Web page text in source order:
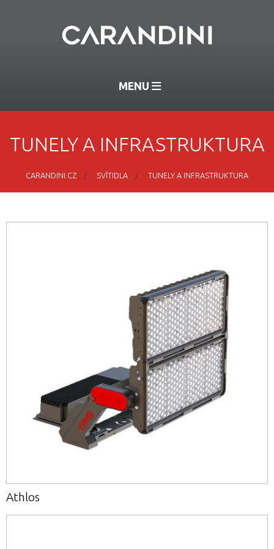
MENU
TUNELY A INFRASTRUKTURA
CARANDINI.CZ SVÍTIDLA TUNELY A INFRASTRUKTURA
Athlos